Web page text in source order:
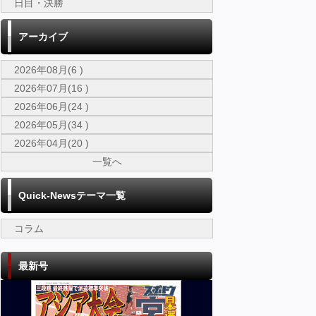
日目・決勝
アーカイブ
2026年08月(6 )
2026年07月(16 )
2026年06月(24 )
2026年05月(34 )
2026年04月(20 )
一覧へ
Quick-Newsテーマ一覧
コラム
最新号